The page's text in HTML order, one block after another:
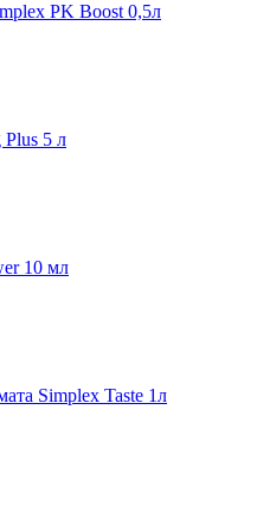
PK Boost 0,5л
Plus 5 л
10 мл
Simplex Taste 1л